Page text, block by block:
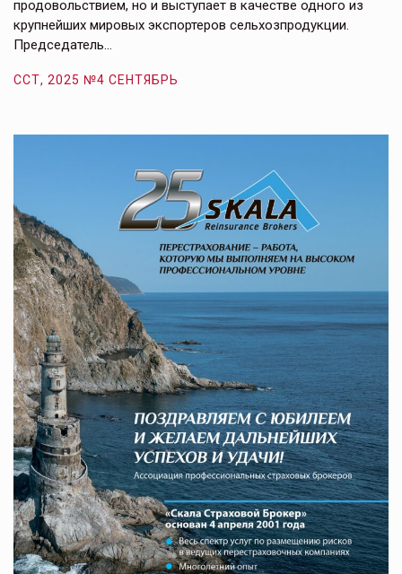
продовольствием, но и выступает в качестве одного из
крупнейших мировых экспортеров сельхозпродукции.
Председатель…
ССТ, 2025 №4 СЕНТЯБРЬ